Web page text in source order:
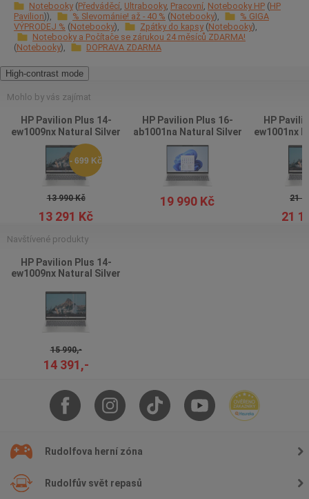
Notebooky Předváděcí Ultrabooky Pracovní Notebooky HP HP
Pavilion
% Slevománie! až - 40 % Notebooky
% GIGA
VÝPRODEJ % Notebooky Zpátky do kapsy Notebooky
Notebooky a Počítače se zárukou 24 měsíců ZDARMA!
Notebooky
DOPRAVA ZDARMA
High-contrast mode
Mohlo by vás zajímat
HP Pavilion Plus 14-
ew1009nx Natural Silver
- 699 Kč
13 990 Kč
13 291 Kč
HP Pavilion Plus 16-
ab1001na Natural Silver
19 990 Kč
HP
ew1001nx
21
21
Navštívené produkty
HP Pavilion Plus 14-
ew1009nx Natural Silver
15 990,-
14 391,-
Rudolfova herní zóna
Rudolfův svět repasů